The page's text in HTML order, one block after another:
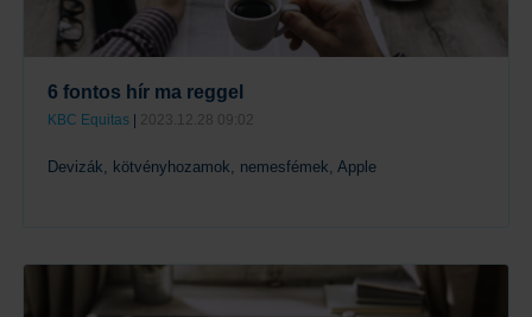
6 fontos hír ma reggel
KBC Equitas 2023.12.28 09:02
Devizák, kötvényhozamok, nemesfémek, Apple